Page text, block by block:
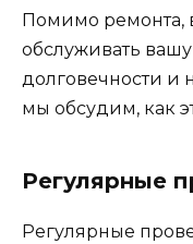
Помимо ремонта,
обслуживать
долговечности и
мы обсудим, как
Регулярные
Регулярные